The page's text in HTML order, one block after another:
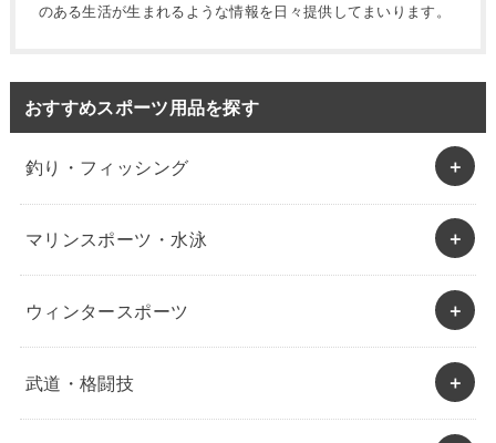
のある生活が生まれるような情報を日々提供してまいります。
おすすめスポーツ用品を探す
釣り・フィッシング
マリンスポーツ・水泳
ウィンタースポーツ
武道・格闘技